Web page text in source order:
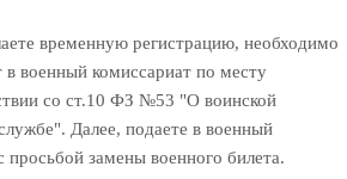
временную регистрацию, необходимо
в военный комиссариат по месту
со ст.10 ФЗ №53 "О воинской
Далее, подаете в военный
просьбой замены военного билета.